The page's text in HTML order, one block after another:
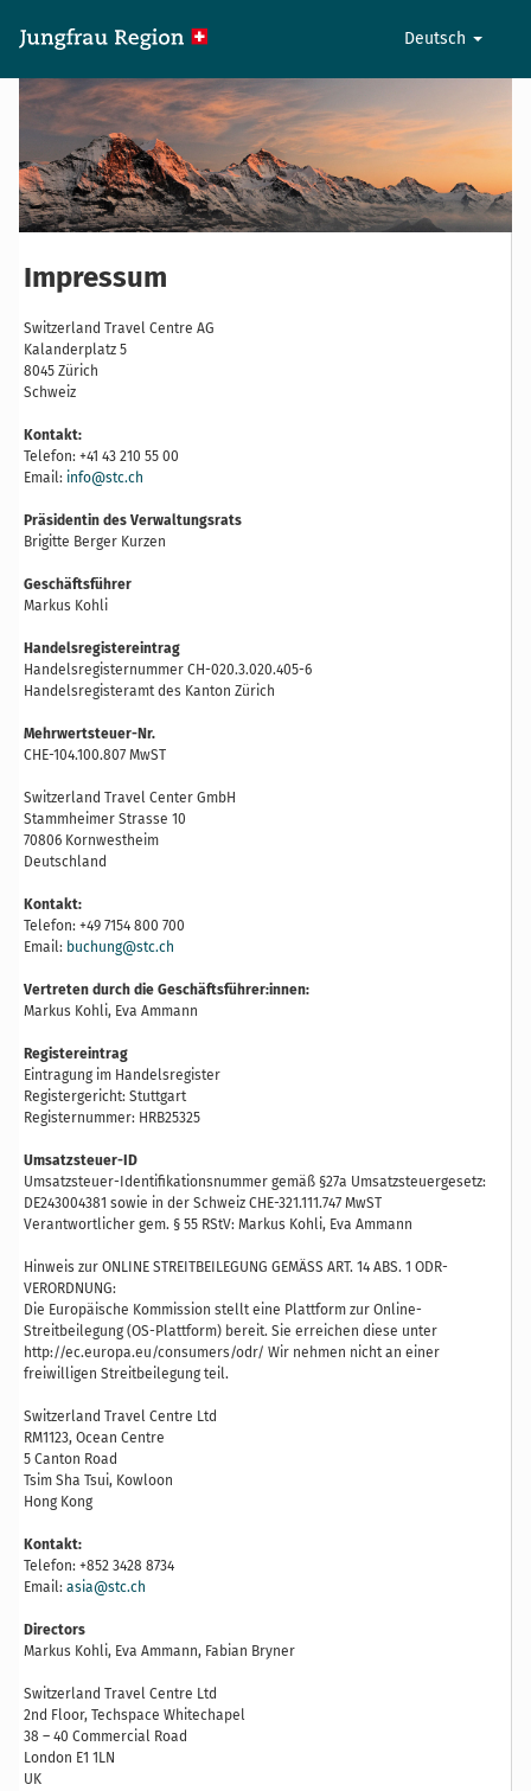
Deutsch
Impressum
Switzerland Travel Centre AG
Kalanderplatz 5
8045 Zürich
Schweiz
Kontakt:
Telefon: +41 43 210 55 00
Email: info@stc.ch
Präsidentin des Verwaltungsrats
Brigitte Berger Kurzen
Geschäftsführer
Markus Kohli
Handelsregistereintrag
Handelsregisternummer CH-020.3.020.405-6
Handelsregisteramt des Kanton Zürich
Mehrwertsteuer-Nr.
CHE-104.100.807 MwST
Switzerland Travel Center GmbH
Stammheimer Strasse 10
70806 Kornwestheim
Deutschland
Kontakt:
Telefon: +49 7154 800 700
Email: buchung@stc.ch
Vertreten durch die Geschäftsführer:innen:
Markus Kohli, Eva Ammann
Registereintrag
Eintragung im Handelsregister
Registergericht: Stuttgart
Registernummer: HRB25325
Umsatzsteuer-ID
Umsatzsteuer-Identifikationsnummer gemäß §27a Umsatzsteuergesetz:
DE243004381 sowie in der Schweiz CHE-321.111.747 MwST
Verantwortlicher gem. § 55 RStV: Markus Kohli, Eva Ammann
Hinweis zur ONLINE STREITBEILEGUNG GEMÄSS ART. 14 ABS. 1 ODR-
VERORDNUNG:
Die Europäische Kommission stellt eine Plattform zur Online-
Streitbeilegung (OS-Plattform) bereit. Sie erreichen diese unter
http://ec.europa.eu/consumers/odr/ Wir nehmen nicht an einer
freiwilligen Streitbeilegung teil.
Switzerland Travel Centre Ltd
RM1123, Ocean Centre
5 Canton Road
Tsim Sha Tsui, Kowloon
Hong Kong
Kontakt:
Telefon: +852 3428 8734
Email: asia@stc.ch
Directors
Markus Kohli, Eva Ammann, Fabian Bryner
Switzerland Travel Centre Ltd
2nd Floor, Techspace Whitechapel
38 – 40 Commercial Road
London E1 1LN
UK